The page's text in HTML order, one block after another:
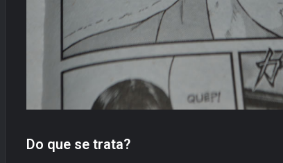
Do que se trata?